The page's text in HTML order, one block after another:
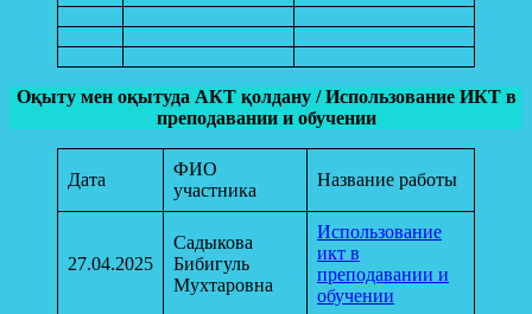
Оқыту мен оқытуда АКТ қолдану / Использование ИКТ в
преподавании и обучении
Дата
ФИО
участника
Название работы
27.04.2025
Садыкова
Бибигуль
Мухтаровна
Использование
икт в
преподавании и
обучении